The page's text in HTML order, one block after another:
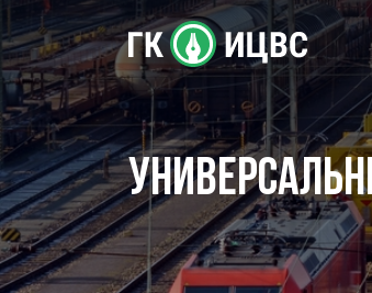
Инженерный центр
Испытательный Центр
Экспертный Центр
Производственный Сервис